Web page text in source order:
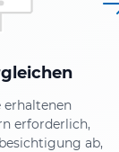
erhaltenen
erforderlich,
ab,